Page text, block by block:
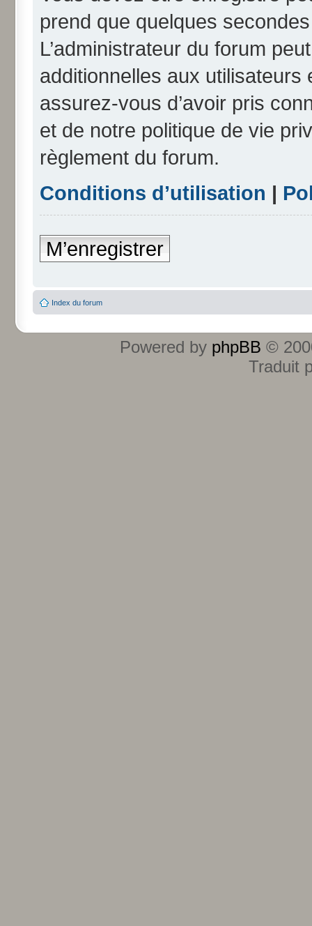
prend que quelques
L’administrateur du forum
additionnelles aux
assurez-vous d’avoir pris
et de notre politique de vie
règlement du forum.
Conditions d’utilisation |
M’enregistrer
Index du forum
Powered by phpBB ©
Traduit